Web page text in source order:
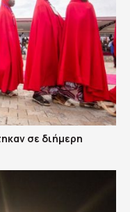
σε διήμερη